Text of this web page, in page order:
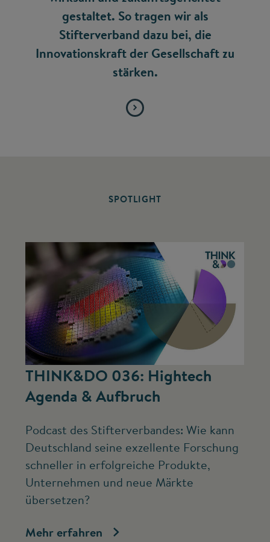
gestaltet. So tragen wir als
Stifterverband dazu bei, die
Innovationskraft der Gesellschaft zu
stärken.
SPOTLIGHT
THINK&DO 036: Hightech
Agenda & Aufbruch
Podcast des Stifterverbandes: Wie kann
Deutschland seine exzellente Forschung
schneller in erfolgreiche Produkte,
Unternehmen und neue Märkte
übersetzen?
Mehr erfahren